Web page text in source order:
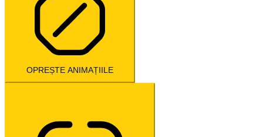
OPREȘTE ANIMAȚIILE